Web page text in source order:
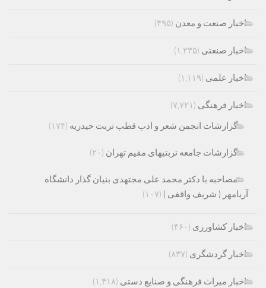
اخبار صنعت و معدن (۴۹۵)
اخبار صنعتی (۱,۲۳۵)
اخبار علمی (۱,۱۱۹)
اخبار فرهنگی (۷,۷۲۱)
گزارشات انجمن شعر و ادب قطب تربت حیدریه (۱۷۴)
گزارشات جامعه تربتیهای مقیم تهران (۲۰)
مصاحبه با دکتر محمد علی مجتهدی بنیان گذار دانشگاه
آریامهر ( شریف واقفی ) (۱۰۷)
اخبار کشاورزی (۴۶۰)
اخبار گردشگری (۸۳۷)
اخبار میراث فرهنگی و صنایع دستی (۱,۴۱۸)